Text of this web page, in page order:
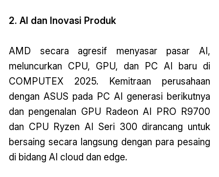
2. AI dan Inovasi Produk
AMD secara agresif menyasar pasar AI,
meluncurkan CPU, GPU, dan PC AI baru di
COMPUTEX 2025. Kemitraan perusahaan
dengan ASUS pada PC AI generasi berikutnya
dan pengenalan GPU Radeon AI PRO R9700
dan CPU Ryzen AI Seri 300 dirancang untuk
bersaing secara langsung dengan para pesaing
di bidang AI cloud dan edge.